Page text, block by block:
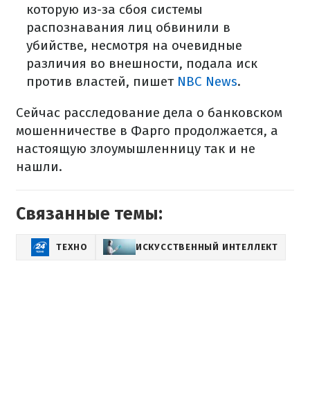
которую из-за сбоя системы
распознавания лиц обвинили в
убийстве, несмотря на очевидные
различия во внешности, подала иск
против властей, пишет NBC News.
Сейчас расследование дела о банковском
мошенничестве в Фарго продолжается, а
настоящую злоумышленницу так и не
нашли.
Связанные темы:
ТЕХНО ИСКУССТВЕННЫЙ ИНТЕЛЛЕКТ